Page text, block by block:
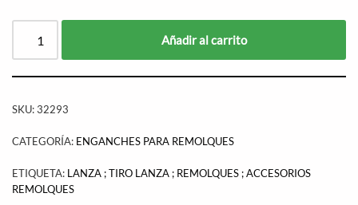
Añadir al carrito
SKU:32293
CATEGORÍA: ENGANCHES PARA REMOLQUES
ETIQUETA: LANZA ; TIRO LANZA ; REMOLQUES ; ACCESORIOS
REMOLQUES